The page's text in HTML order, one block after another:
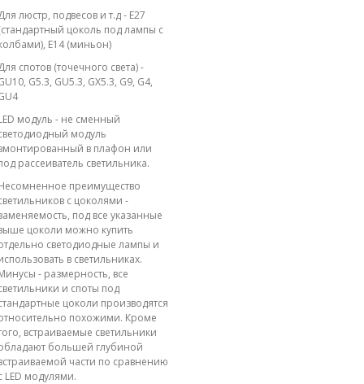
люстр, подвесов и т.д - E27
цоколь под лампы с
E14 (миньон)
спотов (точечного света) -
G5.3, GU5.3, GX5.3, G9, G4,
модуль - не сменный
модуль
в плафон или
рассеиватель светильника.
преимущество
с цоколями -
под все указанные
цоколи можно купить
светодиодные лампы и
в светильниках.
- размерность, все
и споты под
цоколи производятся
похожими. Кроме
встраиваемые светильники
большей глубиной
части по сравнению
LED модулями.